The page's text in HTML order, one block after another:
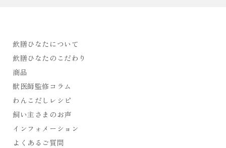
飲膳ひなたについて
飲膳ひなたのこだわり
商品
獣医師監修コラム
わんこだしレシピ
飼い主さまのお声
インフォメーション
よくあるご質問